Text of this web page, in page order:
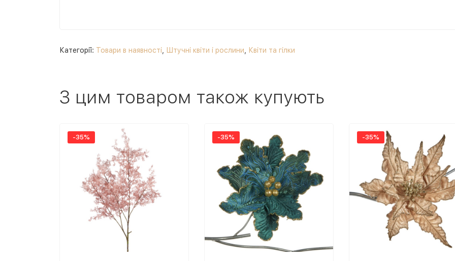
Категорії: Товари в наявності Штучні квіти і рослини Квіти та гілки
З цим товаром також купують
-35% -35% -35%